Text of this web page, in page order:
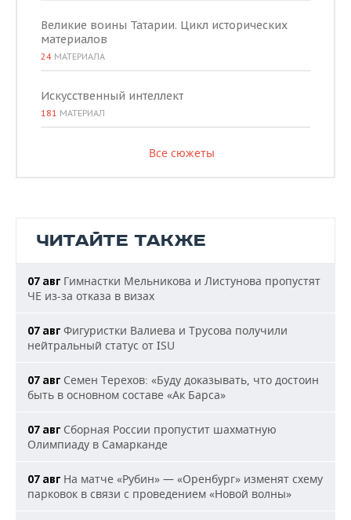
Великие воины Татарии. Цикл исторических
материалов
24 МАТЕРИАЛА
Искусственный интеллект
181 МАТЕРИАЛ
Все сюжеты
ЧИТАЙТЕ ТАКЖЕ
07 авг Гимнастки Мельникова и Листунова пропустят
ЧЕ из-за отказа в визах
07 авг Фигуристки Валиева и Трусова получили
нейтральный статус от ISU
07 авг Семен Терехов: «Буду доказывать, что достоин
быть в основном составе «Ак Барса»
07 авг Сборная России пропустит шахматную
Олимпиаду в Самарканде
07 авг На матче «Рубин» — «Оренбург» изменят схему
парковок в связи с проведением «Новой волны»